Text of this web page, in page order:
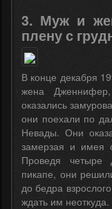
3. Муж и
плену с
В конце декабря
жена
оказались
они поехали по
Невады. Они
замерзая и имея
Проведя четыре
пикапе, они
до бедра
ждать им неоткуда.